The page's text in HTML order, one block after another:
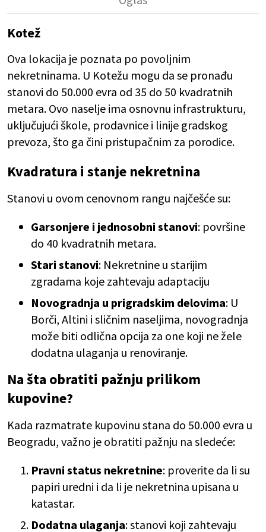
Kotež
Ova lokacija je poznata po povoljnim
nekretninama. U Kotežu mogu da se pronađu
stanovi do 50.000 evra od 35 do 50 kvadratnih
metara. Ovo naselje ima osnovnu infrastrukturu,
uključujući škole, prodavnice i linije gradskog
prevoza, što ga čini pristupačnim za porodice.
Kvadratura i stanje nekretnina
Stanovi u ovom cenovnom rangu najčešće su:
Garsonjere i jednosobni stanovi: površine
do 40 kvadratnih metara.
Stari stanovi: Nekretnine u starijim
zgradama koje zahtevaju adaptaciju
Novogradnja u prigradskim delovima: U
Borči, Altini i sličnim naseljima, novogradnja
može biti odlična opcija za one koji ne žele
dodatna ulaganja u renoviranje.
Na šta obratiti pažnju prilikom
kupovine?
Kada razmatrate kupovinu stana do 50.000 evra u
Beogradu, važno je obratiti pažnju na sledeće:
Pravni status nekretnine: proverite da li su
papiri uredni i da li je nekretnina upisana u
katastar.
Dodatna ulaganja: stanovi koji zahtevaju